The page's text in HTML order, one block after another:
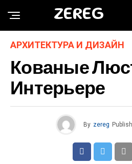
ZEREG
АРХИТЕКТУРА И ДИЗАЙН
Кованые
Интерьере
By zereg